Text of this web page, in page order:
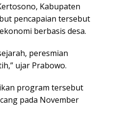
Kabupaten
pencapaian tersebut
berbasis desa.
peresmian
ujar Prabowo.
program tersebut
pada November